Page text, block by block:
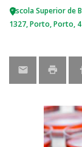
Escola Superior de
1327 Porto Porto